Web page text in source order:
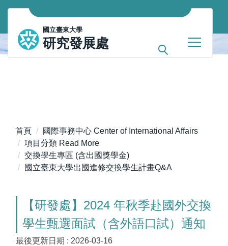
跳
主
內
國立臺東大學
研究發展處
首頁
國際事務中心 Center of International Affairs
項目分類 Read More
交換學生專區 (含出國獎學金)
國立臺東大學出國進修交換學生計畫Q&A
【研發處】2024 年秋季赴國外交換
學生甄選面試（含外語口試）通知
最後更新日期 : 2026-03-16